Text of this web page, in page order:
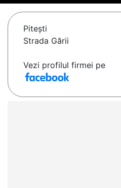
Piteşti
Strada Gării
Vezi profilul firmei pe